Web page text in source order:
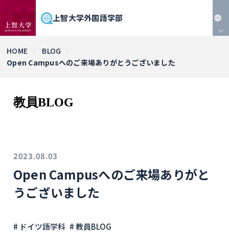
上智大学外国語学部
HOME
BLOG
Open Campusへのご来場ありがとうございました
教員BLOG
2023.08.03
Open Campusへのご来場ありがと
うございました
# ドイツ語学科 # 教員BLOG